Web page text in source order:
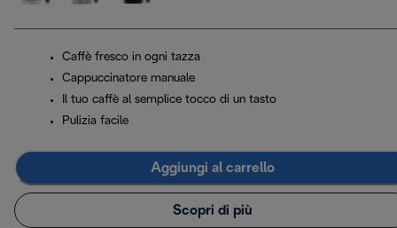
Caffè fresco in ogni tazza
Cappuccinatore manuale
Il tuo caffè al semplice tocco di un tasto
Pulizia facile
Aggiungi al carrello
Scopri di più